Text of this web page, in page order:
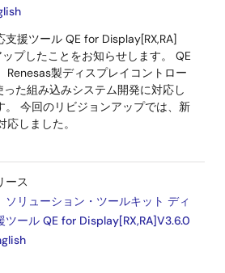
援ツール QE for Display[RX,RA]
プしたことをお知らせします。 QE
Renesas製ディスプレイコントロー
った組み込みシステム開発に対応し
。 今回のリビジョンアップでは、新
しました。
ース
ソリューション・ツールキット ディ
ツール QE for Display[RX,RA]V3.6.0